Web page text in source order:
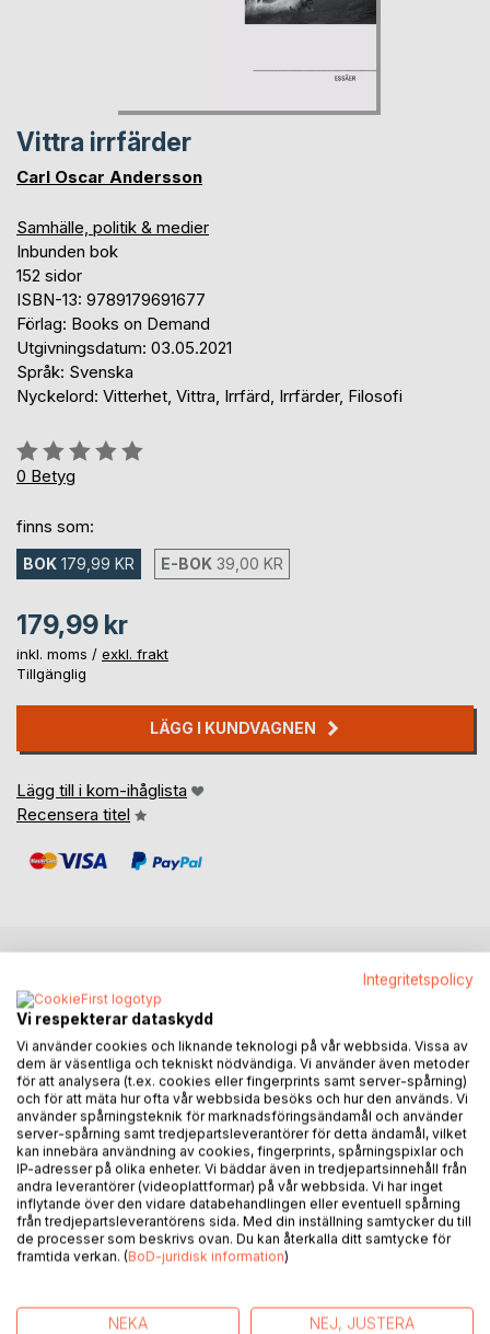
Vittra irrfärder
Carl Oscar Andersson
Samhälle, politik & medier
Inbunden bok
152 sidor
ISBN-13: 9789179691677
Förlag: Books on Demand
Utgivningsdatum: 03.05.2021
Språk: Svenska
Nyckelord: Vitterhet, Vittra, Irrfärd, Irrfärder, Filosofi
Betyg::
0%
0 Betyg
finns som:
BOK 179,99 KR E-BOK 39,00 KR
179,99 kr
inkl. moms / exkl. frakt
Tillgänglig
LÄGG I KUNDVAGNEN
Lägg till i kom-ihåglista
Recensera titel
Föreliggande essä-samling innehåller tolv gentemot
varandra oberoende skrifter, som behandlar spridda ämnen
såsom religion, kultur, konst, historia och samhälle.
Sammantaget utgör samlingen en otidsenlig kritik mot vår
tids rådande kultur- och konstförhållanden. Det har
emellertid inte varit författarens avsikt att endast rikta kritik
utan att samtidigt peka vidare mot något konstruktivt. Det
finns kritik som nedgör, en kritik för kritikens skull, och så
finns det en kritik som är uppbygglig och livsbejakande,
som bereder plats för konstruktiva alternativ.
FÖRFATTARE
Integritetspolicy
Vi respekterar dataskydd
Vi använder cookies och liknande teknologi på vår webbsida. Vissa av
dem är väsentliga och tekniskt nödvändiga. Vi använder även metoder
för att analysera (t.ex. cookies eller fingerprints samt server-spårning)
och för att mäta hur ofta vår webbsida besöks och hur den används. Vi
använder spårningsteknik för marknadsföringsändamål och använder
server-spårning samt tredjepartsleverantörer för detta ändamål, vilket
kan innebära användning av cookies, fingerprints, spårningspixlar och
IP-adresser på olika enheter. Vi bäddar även in tredjepartsinnehåll från
andra leverantörer (videoplattformar) på vår webbsida. Vi har inget
inflytande över den vidare databehandlingen eller eventuell spårning
från tredjepartsleverantörens sida. Med din inställning samtycker du till
de processer som beskrivs ovan. Du kan återkalla ditt samtycke för
framtida verkan. (BoD-juridisk information)
NEKA NEJ, JUSTERA